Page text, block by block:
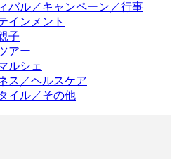
バル／キャンペーン／行事
インメント
子
アー
ルシェ
ス／ヘルスケア
イル／その他